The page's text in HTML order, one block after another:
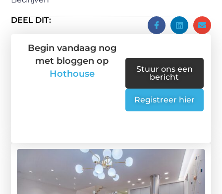
DEEL DIT:
Begin vandaag nog
met bloggen op
Hothouse
Stuur ons een
bericht
Registreer hier